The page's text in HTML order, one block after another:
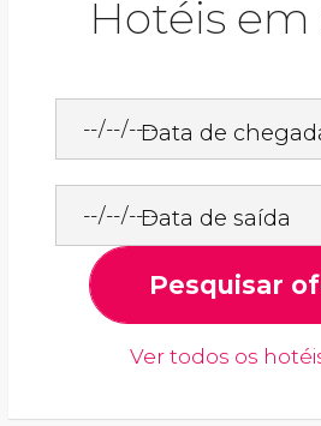
Hotéis
Data de
Data de saída
Pesquisar
Ver todos os